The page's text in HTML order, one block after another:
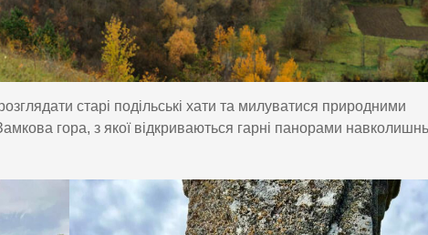
старі подільські хати та милуватися природними
гора, з якої відкриваються гарні панорами